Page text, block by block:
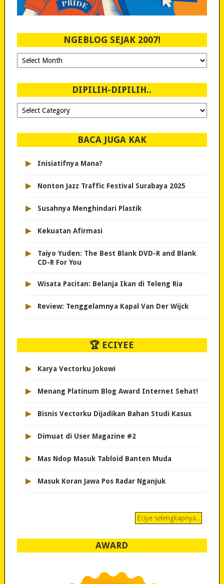
NGEBLOG SEJAK 2007!
Ngeblog
Sejak
DIPILIH-DIPILIH..
Dipilih-
dipilih..
BACA JUGA KAK
▸ Inisiatifnya Mana?
▸ Nonton Jazz Traffic Festival Surabaya 2025
▸ Susahnya Menghindari Plastik
▸ Kekuatan Afirmasi
▸
Taiyo Yuden: The Best Blank DVD-R and Blank
CD-R For You
▸ Wisata Pacitan: Belanja Ikan di Teleng Ria
▸ Review: Tenggelamnya Kapal Van Der Wijck
🏆 ECIYEE
▸ Karya Vectorku Jokowi
▸ Menang Platinum Blog Award Internet Sehat!
▸ Bisnis Vectorku Dijadikan Bahan Studi Kasus
▸ Dimuat di User Magazine #2
▸ Mas Ndop Masuk Tabloid Banten Muda
▸ Masuk Koran Jawa Pos Radar Nganjuk
Eciye selengkapnya..
AWARD